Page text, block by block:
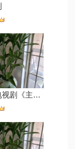
主角【电视剧《主角》主题曲】